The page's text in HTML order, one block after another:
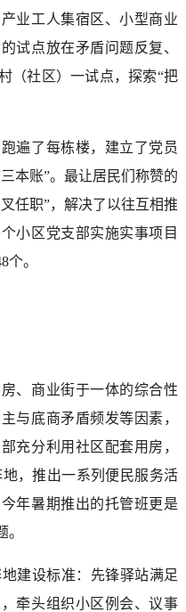
业工人集宿区、小型商业
试点放在矛盾问题反复、
（社区）一试点，探索“把
遍了每栋楼，建立了党员
本账”。最让居民们称赞的
任职”，解决了以往互相推
小区党支部实施实事项目
。
、商业街于一体的综合性
与底商矛盾频发等因素，
充分利用社区配套用房，
，推出一系列便民服务活
年暑期推出的托管班更是
建设标准：先锋驿站满足
牵头组织小区例会、议事